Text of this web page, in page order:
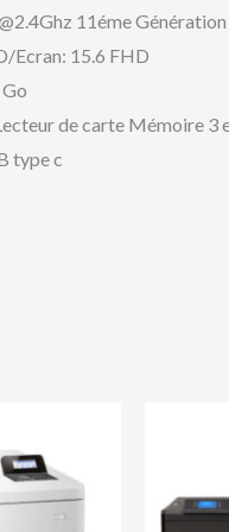
11éme Génération
Ecran: 15.6 FHD
de carte Mémoire 3
type c